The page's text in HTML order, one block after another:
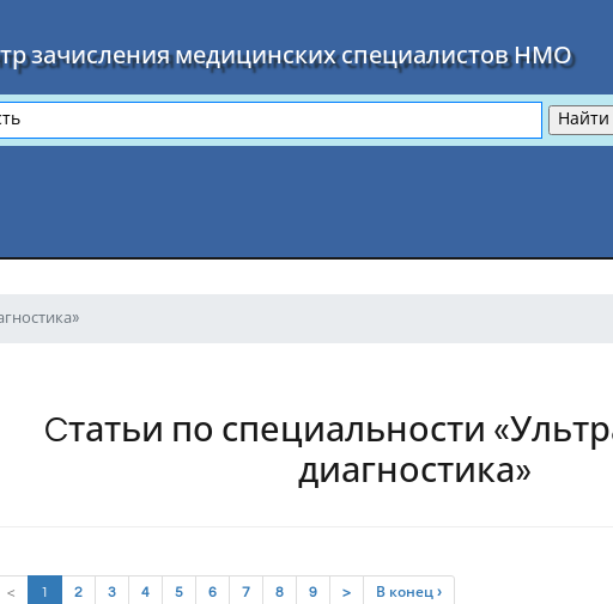
зачисления медицинских специалистов НМО
Cтатьи по специальности
диагностика»
< 1 (current)
2 3 4 5 6 7 8 9 > В конец ›